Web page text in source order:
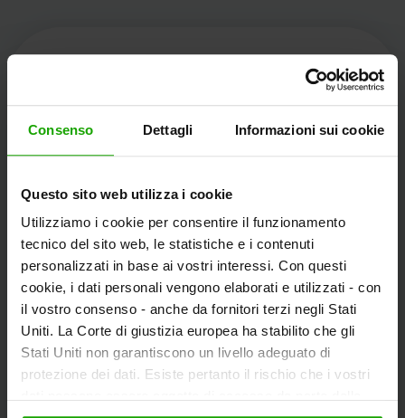
Consenso Dettagli Informazioni sui cookie
Questo sito web utilizza i cookie
Utilizziamo i cookie per consentire il funzionamento
tecnico del sito web, le statistiche e i contenuti
personalizzati in base ai vostri interessi. Con questi
cookie, i dati personali vengono elaborati e utilizzati - con
il vostro consenso - anche da fornitori terzi negli Stati
Uniti. La Corte di giustizia europea ha stabilito che gli
Stati Uniti non garantiscono un livello adeguato di
protezione dei dati. Esiste pertanto il rischio che i vostri
Kärnten Werbung
Völkermarkter Ring 21 - 23
L'Austria
+43/463/3000
info@ kaernten.at
Rimanete informati!